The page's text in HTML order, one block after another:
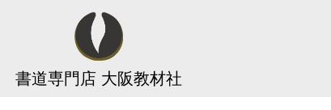
書道専門店 大阪教材社